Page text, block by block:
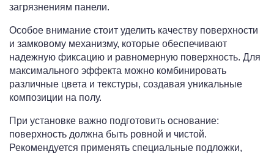
загрязнениям панели.
Особое внимание стоит уделить качеству поверхности
и замковому механизму, которые обеспечивают
надежную фиксацию и равномерную поверхность. Для
максимального эффекта можно комбинировать
различные цвета и текстуры, создавая уникальные
композиции на полу.
При установке важно подготовить основание:
поверхность должна быть ровной и чистой.
Рекомендуется применять специальные подложки,